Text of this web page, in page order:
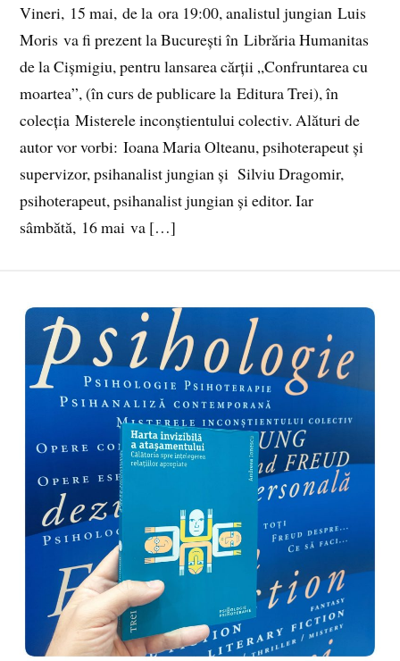
Vineri, 15 mai, de la ora 19:00, analistul jungian Luis
Moris va fi prezent la București în Librăria Humanitas
de la Cișmigiu, pentru lansarea cărții „Confruntarea cu
moartea”, (în curs de publicare la Editura Trei), în
colecția Misterele inconștientului colectiv. Alături de
autor vor vorbi: Ioana Maria Olteanu, psihoterapeut și
supervizor, psihanalist jungian și Silviu Dragomir,
psihoterapeut, psihanalist jungian și editor. Iar
sâmbătă, 16 mai va […]